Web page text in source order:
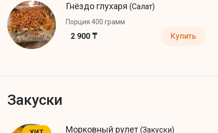
Гнёздо глухаря (Салат)
Порция 400 грамм
2 900 ₸ Купить
Закуски
Морковный рулет (Закуски)